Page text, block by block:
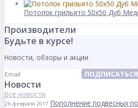
Потолок грильято 50x50 Дуб
Производители
Будьте в курсе!
Новости, обзоры и акции
ПОДПИСАТЬСЯ
Новости
Все новости
26 февраля 2017 Пополнение подвесных